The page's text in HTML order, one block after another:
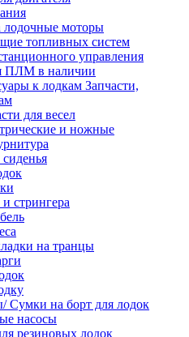
лодочные моторы
топливных систем
управления
ПЛМ в наличии
Запчасти,
для весел
и ножные
стрингера
на транцы
Сумки на борт для лодок
насосы
резиновых лодок